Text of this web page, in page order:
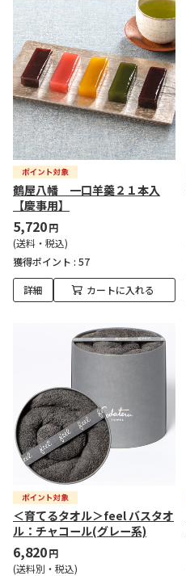
鶴屋八幡 一口羊羹２１本入
【慶事用】
5,720円
(送料・税込)
獲得ポイント : 57
詳細 カートに入れる
＜育てるタオル＞feel バスタオ
ル：チャコール(グレー系)
6,820円
(送料別・税込)